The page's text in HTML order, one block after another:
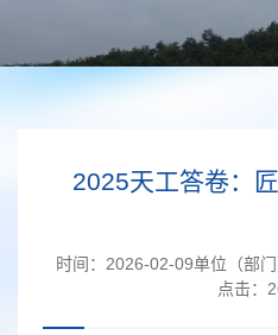
2025天工答卷：
时间： 2026-02-09单位（部门
点击：